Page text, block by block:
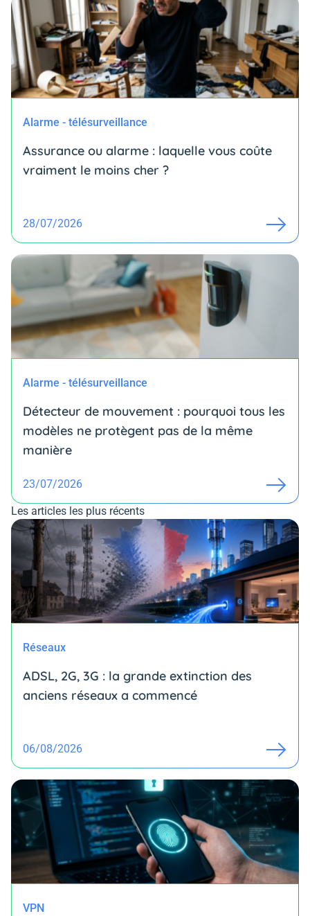
Alarme - télésurveillance
Assurance ou alarme : laquelle vous coûte
vraiment le moins cher ?
28/07/2026
Alarme - télésurveillance
Détecteur de mouvement : pourquoi tous les
modèles ne protègent pas de la même
manière
23/07/2026
Les articles les plus récents
Réseaux
ADSL, 2G, 3G : la grande extinction des
anciens réseaux a commencé
06/08/2026
VPN